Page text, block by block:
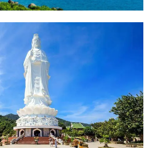
lạc bước giữa những con phố rợp
vẻ đẹp của Chùa Cầu, khám
và thưởng thức những món ăn
như cao lầu, mì Quảng, bánh hoa
chỉ là nơi để chụp ảnh đẹp mà còn
ta lặng lòng.